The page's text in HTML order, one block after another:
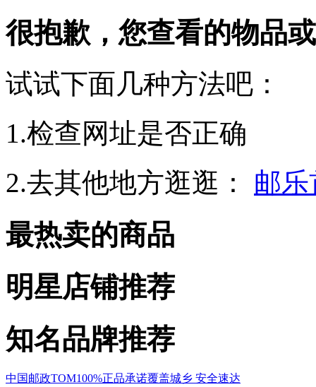
很抱歉，您查看的物品
试试下面几种方法吧：
1.检查网址是否正确
2.去其他地方逛逛：
邮
最热卖的商品
明星店铺推荐
知名品牌推荐
中国邮政TOM100%正品承诺覆盖城乡 安全速达